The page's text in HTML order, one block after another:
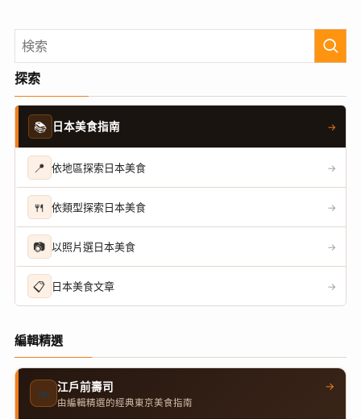
探索
📚 日本美食指南 →
📍 依地區探索日本美食 →
🍴 依類型探索日本美食 →
📷 以照片選日本美食 →
📋 日本美食文章 →
編輯精選
🍣 江戶前壽司
由編輯精選的經典東京美食指南
→